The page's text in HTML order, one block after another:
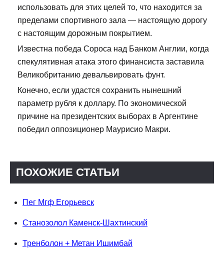
использовать для этих целей то, что находится за
пределами спортивного зала — настоящую дорогу
с настоящим дорожным покрытием.
Известна победа Сороса над Банком Англии, когда
спекулятивная атака этого финансиста заставила
Великобританию девальвировать фунт.
Конечно, если удастся сохранить нынешний
параметр рубля к доллару. По экономической
причине на президентских выборах в Аргентине
победил оппозиционер Маурисио Макри.
ПОХОЖИЕ СТАТЬИ
Пег Мгф Егорьевск
Станозолол Каменск-Шахтинский
Тренболон + Метан Ишимбай